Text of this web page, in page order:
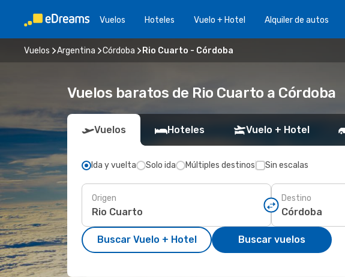
Vuelos Hoteles Vuelo + Hotel Alquiler de autos
Vuelos Argentina Córdoba Rio Cuarto - Córdoba
Vuelos baratos de Rio Cuarto a Córdoba
Vuelos Hoteles Vuelo + Hotel
Ida y vuelta Solo ida Múltiples destinos Sin escalas
Origen Destino
Buscar Vuelo + Hotel Buscar vuelos